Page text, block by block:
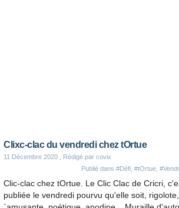
Clixc-clac du vendredi chez tOrtue
11 Décembre 2020 , Rédigé par covix
Publié dans #Défi #tOrtue
Clic-clac chez tOrtue. Le Clic Clac de Cricri,
publiée le vendredi pourvu qu'elle soit, rigolote,